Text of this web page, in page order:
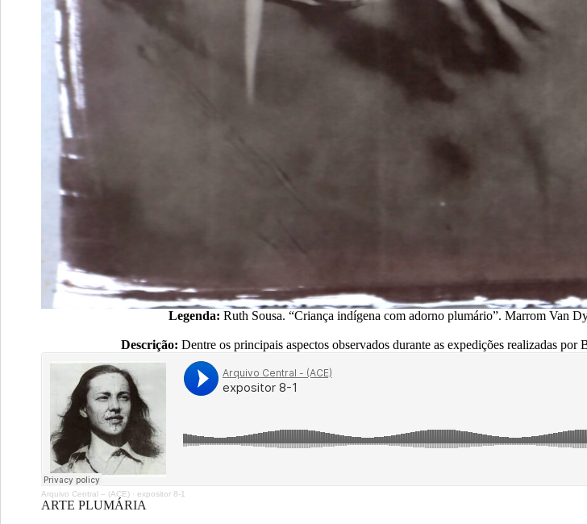
Legenda: Ruth Sousa. “Criança indígena com adorno plumário”. Marrom Van
Descrição: Dentre os principais aspectos observados durante as expedições realizadas
Arquivo Central – (ACE) · expositor 8-1
ARTE PLUMÁRIA